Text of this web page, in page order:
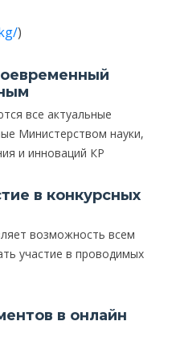
)
все актуальные
Министерством науки,
и инноваций КР
в конкурсных
возможность всем
участие в проводимых
в онлайн